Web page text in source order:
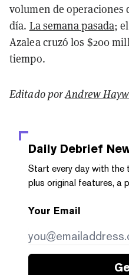
volumen de operaciones
día. La semana pasada;
Azalea cruzó los $200
tiempo.
Editado porAndrew
Daily Debrief
Start every day with the
plus original features, a
Your Email